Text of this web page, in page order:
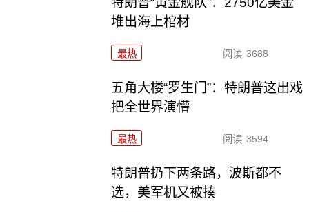
堆出海上棺材
最热 阅读 3688
五角大楼“罗生门”：特朗普这出戏
把全世界演懵
最热 阅读 3594
特朗普扔下两条路，波斯都不
选，美军机又被揍